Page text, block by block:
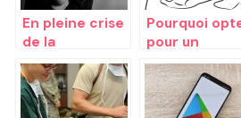
En pleine crise
de la
cinquantaine?
Comment
réagir?
Pourquoi
pour un
allaitement
maternel ?